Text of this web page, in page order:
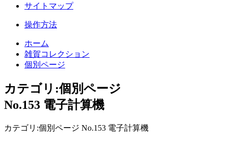
サイトマップ
操作方法
ホーム
雑賀コレクション
個別ページ
カテゴリ:個別ページ
No.153 電子計算機
カテゴリ:個別ページ No.153 電子計算機